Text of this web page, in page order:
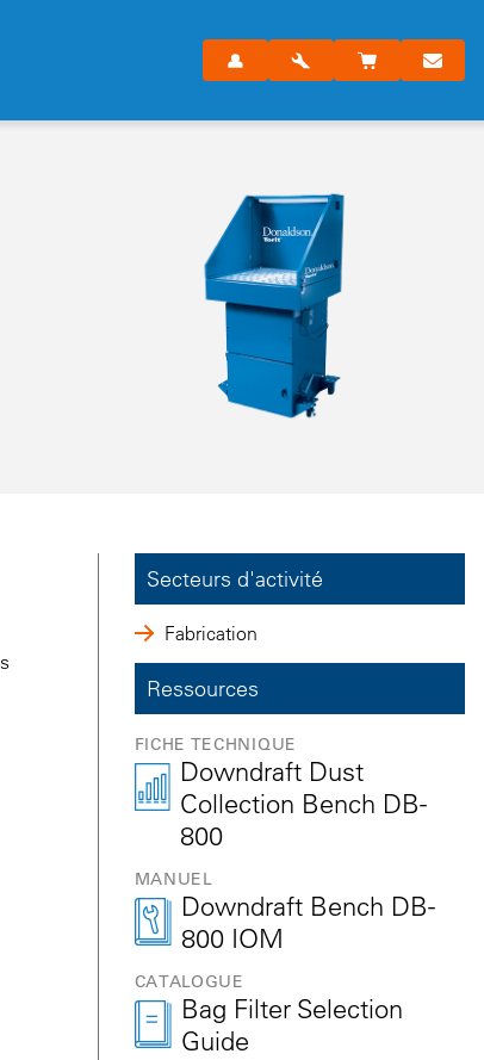
Secteurs d'activité
Fabrication
Ressources
FICHE TECHNIQUE
Downdraft Dust
Collection Bench DB-
800
MANUEL
Downdraft Bench DB-
800 IOM
CATALOGUE
Bag Filter Selection
Guide